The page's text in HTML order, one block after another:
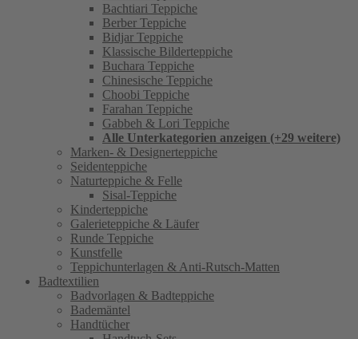
Bachtiari Teppiche
Berber Teppiche
Bidjar Teppiche
Klassische Bilderteppiche
Buchara Teppiche
Chinesische Teppiche
Choobi Teppiche
Farahan Teppiche
Gabbeh & Lori Teppiche
Alle Unterkategorien anzeigen (+29 weitere)
Marken- & Designerteppiche
Seidenteppiche
Naturteppiche & Felle
Sisal-Teppiche
Kinderteppiche
Galerieteppiche & Läufer
Runde Teppiche
Kunstfelle
Teppichunterlagen & Anti-Rutsch-Matten
Badtextilien
Badvorlagen & Badteppiche
Bademäntel
Handtücher